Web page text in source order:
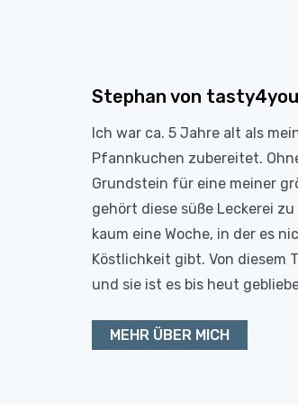
Stephan von
Ich war ca. 5 Jahre alt als
Pfannkuchen zubereitet.
Grundstein für eine meiner
gehört diese süße Leckerei
kaum eine Woche, in der es
Köstlichkeit gibt. Von diesem
und sie ist es bis heut
MEHR ÜBER MICH